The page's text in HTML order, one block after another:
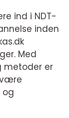
ind i NDT-
inden
Med
metoder er
og